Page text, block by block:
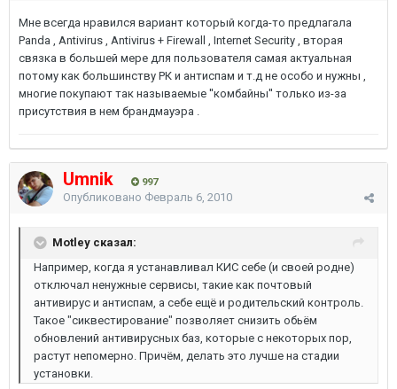
Мне всегда нравился вариант который когда-то предлагала
Panda , Antivirus , Antivirus + Firewall , Internet Security , вторая
связка в большей мере для пользователя самая актуальная
потому как большинству РК и антиспам и т.д не особо и нужны ,
многие покупают так называемые ''комбайны'' только из-за
присутствия в нем брандмауэра .
Umnik 997
Опубликовано Февраль 6, 2010
Motley сказал:
Например, когда я устанавливал КИС себе (и своей родне)
отключал ненужные сервисы, такие как почтовый
антивирус и антиспам, а себе ещё и родительский контроль.
Такое "сиквестирование" позволяет снизить обьём
обновлений антивирусных баз, которые с некоторых пор,
растут непомерно. Причём, делать это лучше на стадии
установки.